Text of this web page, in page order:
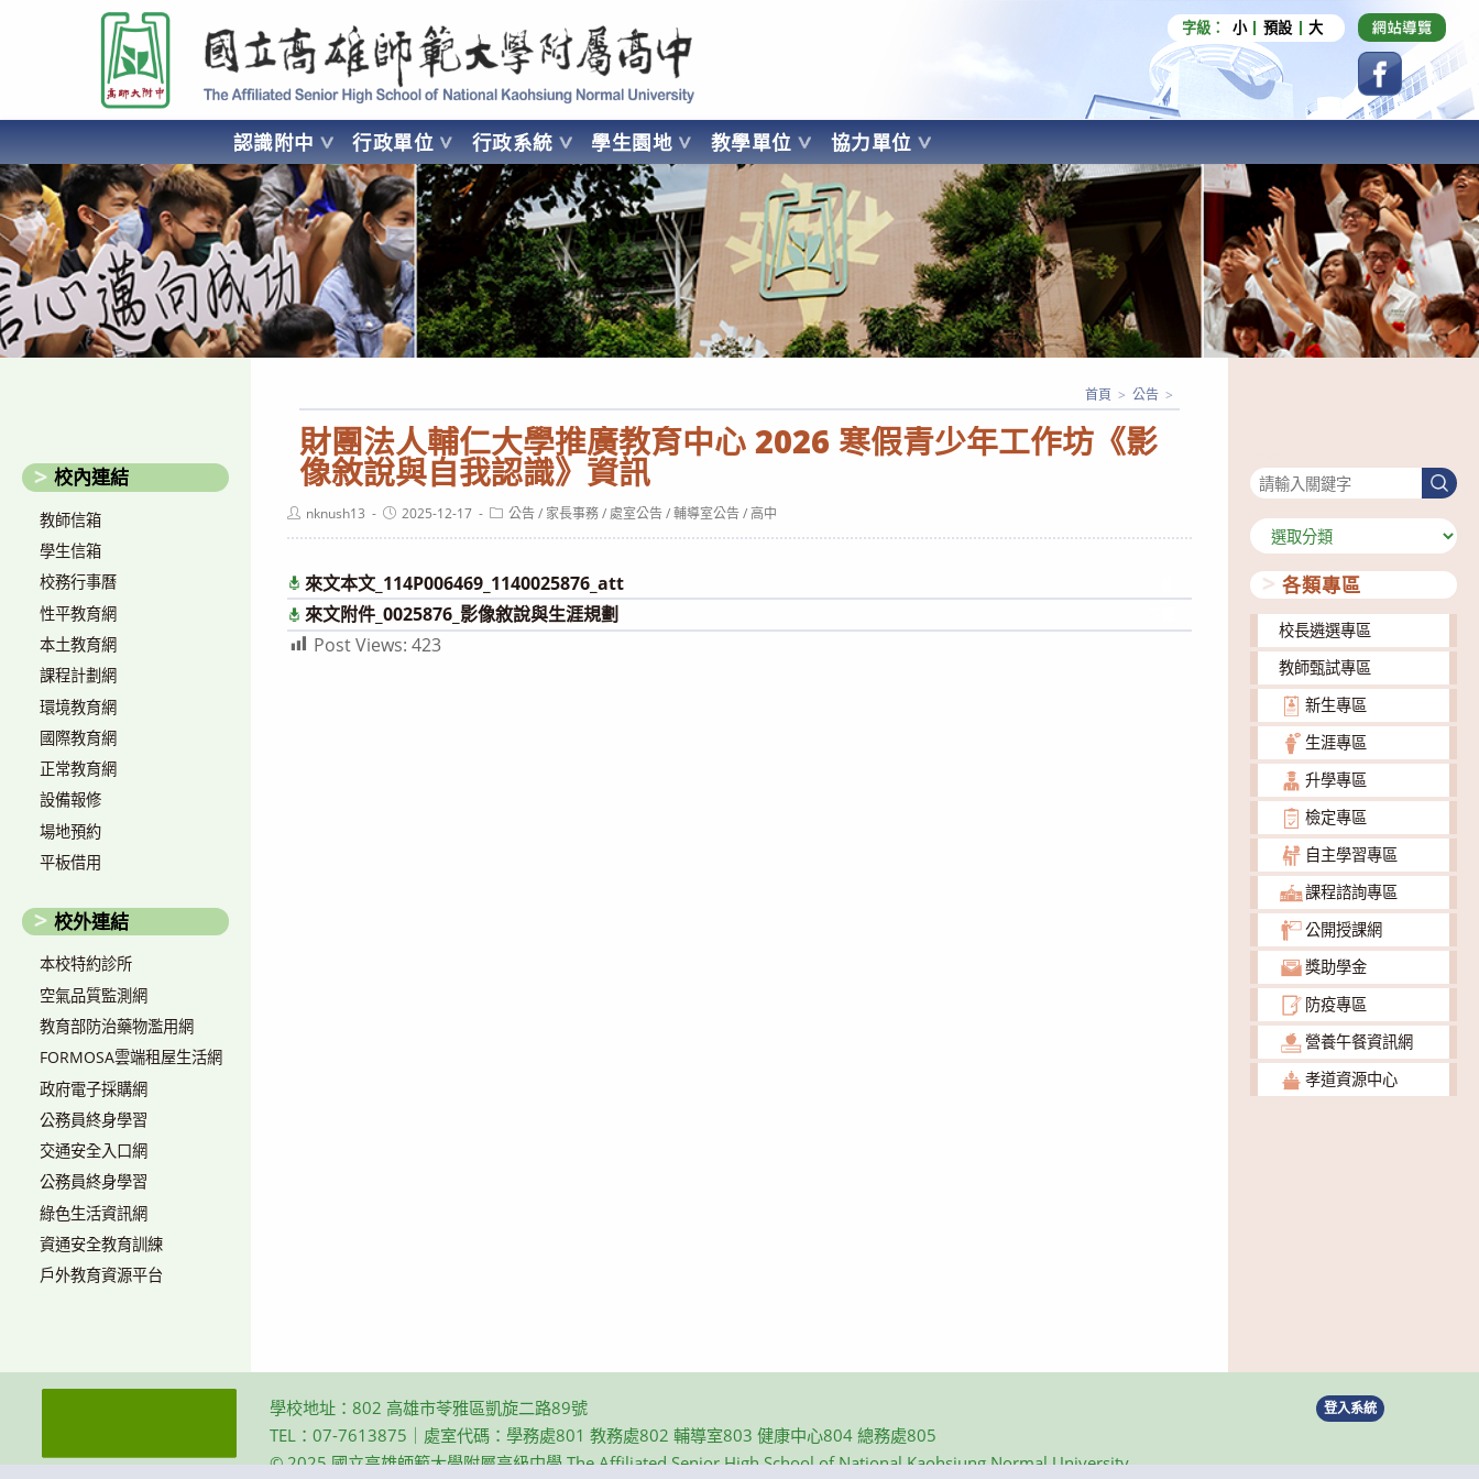
要
容
國立高雄師範大學附屬高級中學 Affiliated Senior High School of National Kaohsiung Normal University
字級： 小 預設 大
認識附中 行政單位 行政系統 學生園地 教學單位 協力單位
AFFILIATED SENIOR HIGH SCHOOL OF NATIONAL KAOHSIUNG NORMAL UNIVERSITY
財團法人輔仁大學推廣教育中心 2026 寒假青少年工作坊《影
像敘說與自我認識》資訊
首頁 > 公告 >
Postnknush13
Post2025-12-17
Post公告 / 家長事務 / 處室公告 / 輔導室公告 / 高中
來文本文_114P006469_1140025876_att
來文附件_0025876_影像敘說與生涯規劃
Post Views: 423
校內連結
教師信箱
學生信箱
校務行事曆
性平教育網
本土教育網
課程計劃網
環境教育網
國際教育網
正常教育網
設備報修
場地預約
平板借用
校外連結
本校特約診所
空氣品質監測網
教育部防治藥物濫用網
FORMOSA雲端租屋生活網
政府電子採購網
公務員終身學習
交通安全入口網
公務員終身學習
綠色生活資訊網
資通安全教育訓練
戶外教育資源平台
搜
尋
分
類
各類專區
校長遴選專區
教師甄試專區
新生專區
生涯專區
升學專區
檢定專區
自主學習專區
課程諮詢專區
公開授課網
獎助學金
防疫專區
營養午餐資訊網
孝道資源中心
學校地址：802 高雄市苓雅區凱旋二路89號
TEL：07-7613875｜處室代碼：學務處801 教務處802 輔導室803 健康中心804 總務處805
© 2025 國立高雄師範大學附屬高級中學 The Affiliated Senior High School of National Kaohsiung Normal University
登入系統